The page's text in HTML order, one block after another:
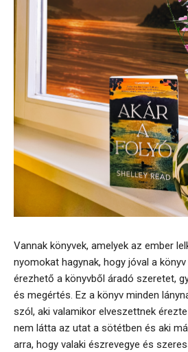
Vannak könyvek, amelyek az ember
nyomokat hagynak, hogy jóval a
érezhető a könyvből áradó szeretet,
és megértés. Ez a könyv minden
szól, aki valamikor elveszettnek
nem látta az utat a sötétben és aki
arra, hogy valaki észrevegye és